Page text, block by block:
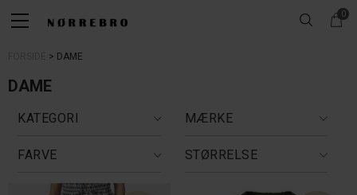
0
DAME
DAME
KATEGORI MÆRKE
FARVE STØRRELSE